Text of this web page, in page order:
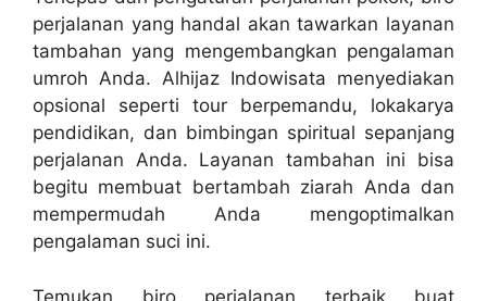
perjalanan yang handal akan tawarkan layanan
tambahan yang mengembangkan pengalaman
umroh Anda. Alhijaz Indowisata menyediakan
opsional seperti tour berpemandu, lokakarya
pendidikan, dan bimbingan spiritual sepanjang
perjalanan Anda. Layanan tambahan ini bisa
begitu membuat bertambah ziarah Anda dan
mempermudah Anda mengoptimalkan
pengalaman suci ini.
Temukan biro perjalanan terbaik buat